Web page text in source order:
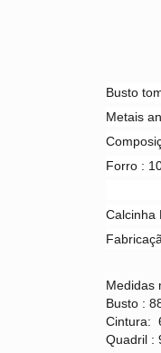
Busto
Metais
Forro :
Calcinha
Medidas
Busto :
Cintura:
Quadril :